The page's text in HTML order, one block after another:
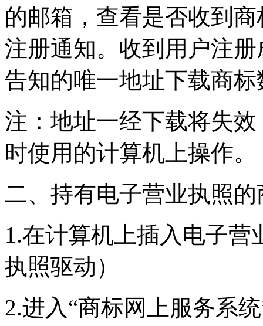
的邮箱，查看是否收到
注册通知。收到用户注
告知的唯一地址下载商
注：地址一经下载将失
时使用的计算机上操作。
二、持有电子营业执照
1.在计算机上插入电子
执照驱动）
2.进入“商标网上服务系